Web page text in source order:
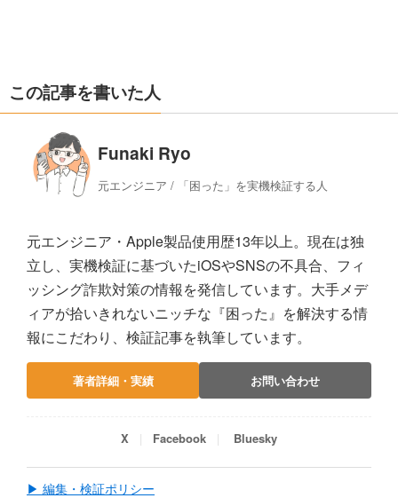
この記事を書いた人
Funaki Ryo
元エンジニア / 「困った」を実機検証する人
元エンジニア・Apple製品使用歴13年以上。現在は独
立し、実機検証に基づいたiOSやSNSの不具合、フィ
ッシング詐欺対策の情報を発信しています。大手メデ
ィアが拾いきれないニッチな『困った』を解決する情
報にこだわり、検証記事を執筆しています。
著者詳細・実績 お問い合わせ
X Facebook Bluesky
▶ 編集・検証ポリシー